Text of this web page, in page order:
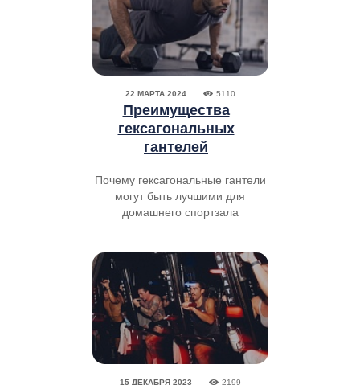
22 МАРТА 2024 5110
Преимущества
гексагональных
гантелей
Почему гексагональные гантели
могут быть лучшими для
домашнего спортзала
15 ДЕКАБРЯ 2023 2199